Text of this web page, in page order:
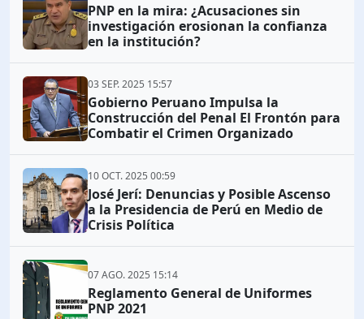
PNP en la mira: ¿Acusaciones sin
investigación erosionan la confianza
en la institución?
03 SEP. 2025 15:57
Gobierno Peruano Impulsa la
Construcción del Penal El Frontón para
Combatir el Crimen Organizado
10 OCT. 2025 00:59
José Jerí: Denuncias y Posible Ascenso
a la Presidencia de Perú en Medio de
Crisis Política
07 AGO. 2025 15:14
Reglamento General de Uniformes
PNP 2021